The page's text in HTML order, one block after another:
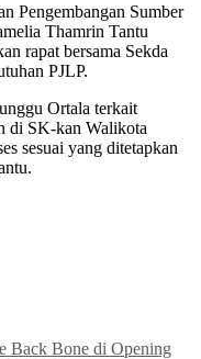
Pengembangan Sumber
Thamrin Tantu
rapat bersama Sekda
PJLP.
Ortala terkait
di SK-kan Walikota
sesuai yang ditetapkan
Back Bone di Opening